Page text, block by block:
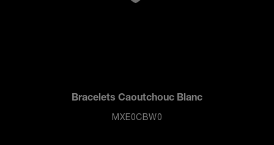
Bracelets Caoutchouc Blanc
MXE0CBW0